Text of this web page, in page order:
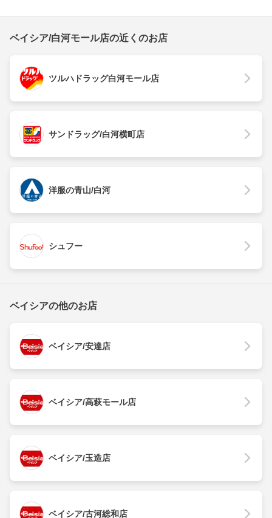
ベイシア/白河モール店の近くのお店
ツルハドラッグ白河モール店
サンドラッグ/白河横町店
洋服の青山/白河
シュフー
ベイシアの他のお店
ベイシア/安達店
ベイシア/高萩モール店
ベイシア/玉造店
ベイシア/古河総和店